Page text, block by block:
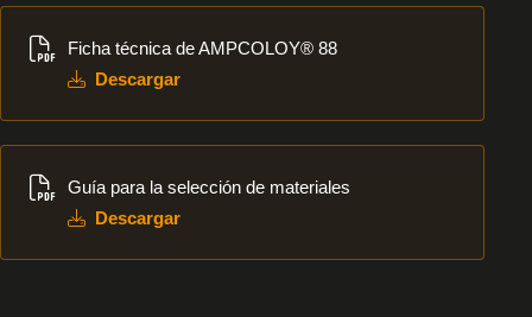
Ficha técnica de AMPCOLOY® 88
Descargar
Guía para la selección de materiales
Descargar